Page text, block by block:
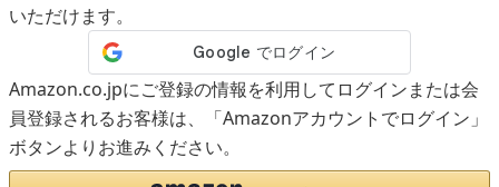
いただけます。
Amazon.co.jpにご登録の情報を利用してログインまたは会
員登録されるお客様は、「Amazonアカウントでログイン」
ボタンよりお進みください。